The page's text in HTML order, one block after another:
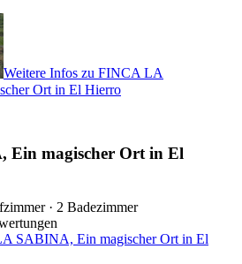
Weitere Infos zu FINCA LA
Ort in El Hierro
Ein magischer Ort in El
· 2 Badezimmer
SABINA, Ein magischer Ort in El